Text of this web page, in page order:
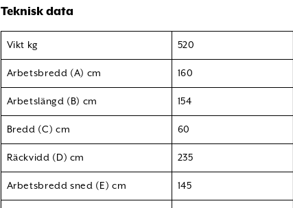
Teknisk data
Vikt kg 520
Arbetsbredd (A) cm 160
Arbetslängd (B) cm 154
Bredd (C) cm 60
Räckvidd (D) cm 235
Arbetsbredd sned (E) cm 145